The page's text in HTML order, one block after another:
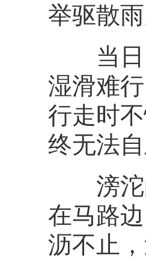
举驱散
当日，
湿滑难
行走时
终无法自
滂沱的
在马路
沥不止